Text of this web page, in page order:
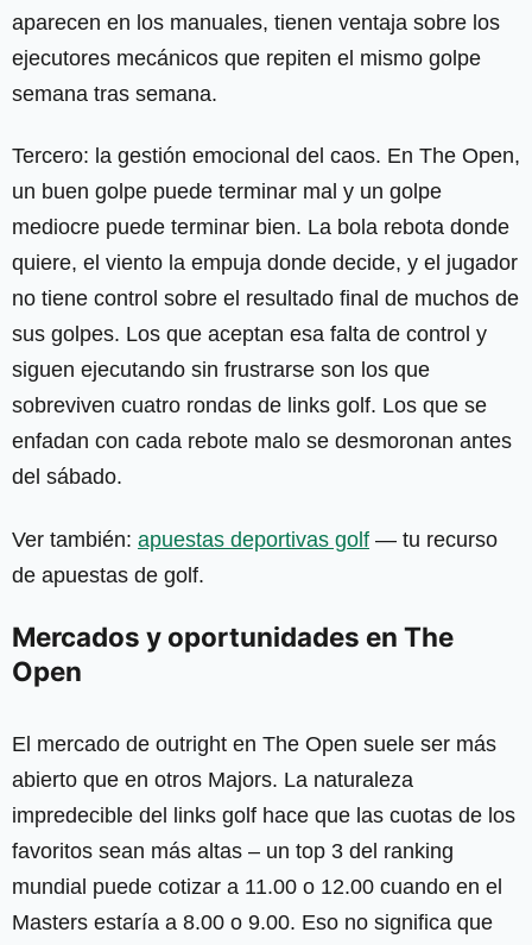
aparecen en los manuales, tienen ventaja sobre los
ejecutores mecánicos que repiten el mismo golpe
semana tras semana.
Tercero: la gestión emocional del caos. En The Open,
un buen golpe puede terminar mal y un golpe
mediocre puede terminar bien. La bola rebota donde
quiere, el viento la empuja donde decide, y el jugador
no tiene control sobre el resultado final de muchos de
sus golpes. Los que aceptan esa falta de control y
siguen ejecutando sin frustrarse son los que
sobreviven cuatro rondas de links golf. Los que se
enfadan con cada rebote malo se desmoronan antes
del sábado.
Ver también: apuestas deportivas golf — tu recurso
de apuestas de golf.
Mercados y oportunidades en The
Open
El mercado de outright en The Open suele ser más
abierto que en otros Majors. La naturaleza
impredecible del links golf hace que las cuotas de los
favoritos sean más altas – un top 3 del ranking
mundial puede cotizar a 11.00 o 12.00 cuando en el
Masters estaría a 8.00 o 9.00. Eso no significa que